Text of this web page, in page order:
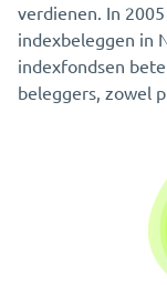
verdienen. In
indexbeleggen in
indexfondsen
beleggers, zowel